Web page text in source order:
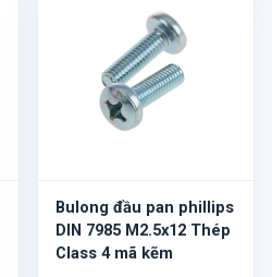
Bulong đầu pan phillips
DIN 7985 M2.5x12 Thép
Class 4 mã kẽm